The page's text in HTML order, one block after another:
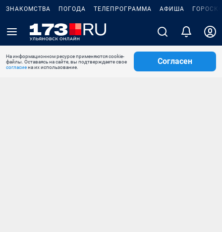
ЗНАКОМСТВА ПОГОДА ТЕЛЕПРОГРАММА АФИША
На информационном ресурсе применяются cookie-
файлы. Оставаясь на сайте, вы подтверждаете свое
согласиена их использование.
Согласен